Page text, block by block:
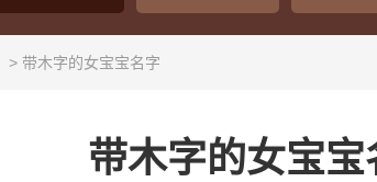
> 带木字的女宝宝名字
带木字的女宝宝